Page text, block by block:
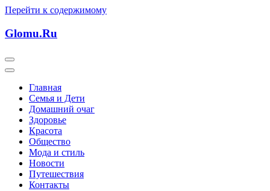
Перейти к содержимому
Glomu.Ru
Главная
Семья и Дети
Домашний очаг
Здоровье
Красота
Общество
Мода и стиль
Новости
Путешествия
Контакты